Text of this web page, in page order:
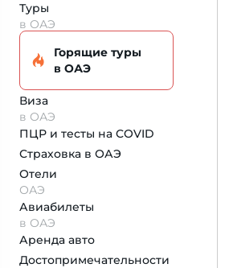
Туры
в ОАЭ
Горящие туры
в ОАЭ
Виза
в ОАЭ
ПЦР и тесты на COVID
Страховка в ОАЭ
Отели
ОАЭ
Авиабилеты
в ОАЭ
Аренда авто
Достопримеча­тельности